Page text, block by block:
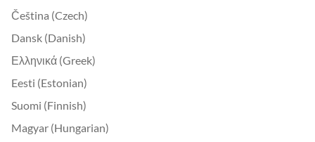
Čeština (Czech)
Dansk (Danish)
Ελληνικά (Greek)
Eesti (Estonian)
Suomi (Finnish)
Magyar (Hungarian)